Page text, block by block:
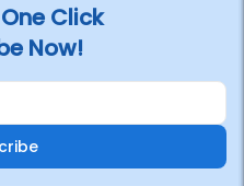
Click
Now!